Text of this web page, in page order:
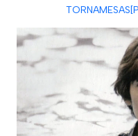
TORNAMESAS